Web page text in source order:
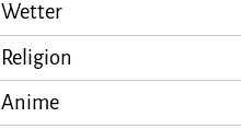
Wetter
Religion
Anime